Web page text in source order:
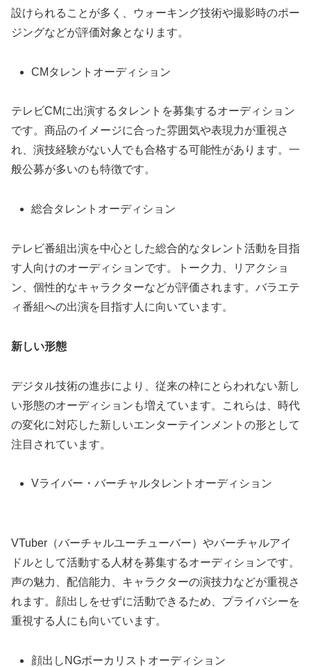
設けられることが多く、ウォーキング技術や撮影時のポー
ジングなどが評価対象となります。
CMタレントオーディション
テレビCMに出演するタレントを募集するオーディション
です。商品のイメージに合った雰囲気や表現力が重視さ
れ、演技経験がない人でも合格する可能性があります。一
般公募が多いのも特徴です。
総合タレントオーディション
テレビ番組出演を中心とした総合的なタレント活動を目指
す人向けのオーディションです。トーク力、リアクショ
ン、個性的なキャラクターなどが評価されます。バラエテ
ィ番組への出演を目指す人に向いています。
新しい形態
デジタル技術の進歩により、従来の枠にとらわれない新し
い形態のオーディションも増えています。これらは、時代
の変化に対応した新しいエンターテインメントの形として
注目されています。
Vライバー・バーチャルタレントオーディション
VTuber（バーチャルユーチューバー）やバーチャルアイ
ドルとして活動する人材を募集するオーディションです。
声の魅力、配信能力、キャラクターの演技力などが重視さ
れます。顔出しをせずに活動できるため、プライバシーを
重視する人にも向いています。
顔出しNGボーカリストオーディション